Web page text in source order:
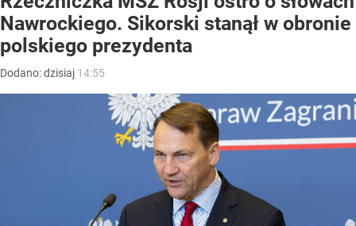
Nawrockiego. Sikorski stanął w obronie
polskiego prezydenta
Dodano:dzisiaj 14:55